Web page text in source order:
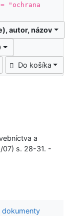
"ochrana
autor, názov
Do košíka
a
07) s. 28-31. -
dokumenty